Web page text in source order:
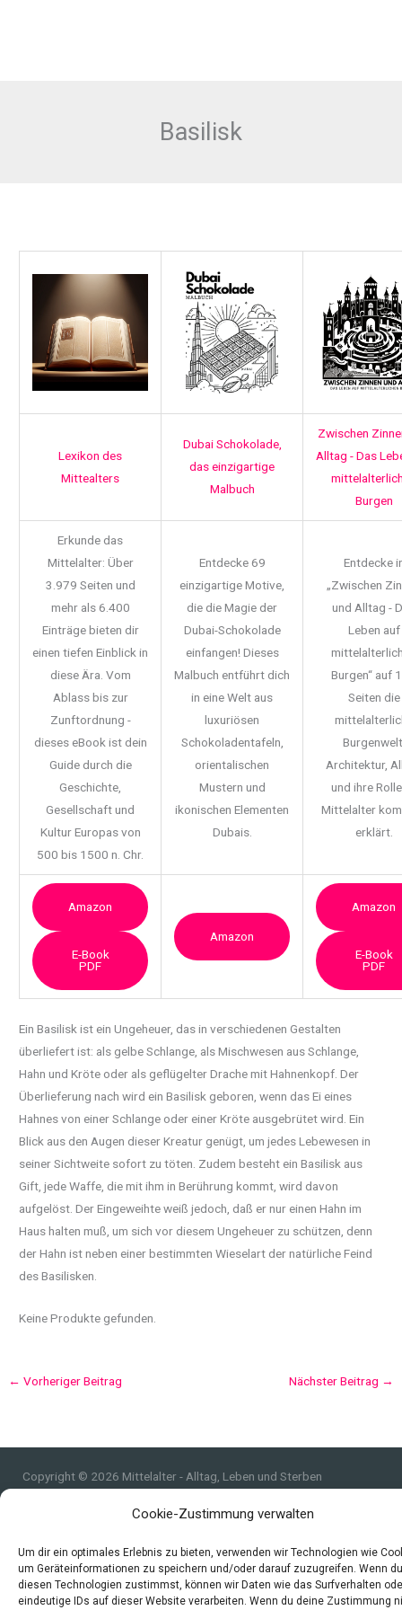
Cookie-Zustimmung verwalten
Um dir ein optimales Erlebnis zu bieten, verwenden wir Technologien wie
um Geräteinformationen zu speichern und/oder darauf zuzugreifen. Wenn du
diesen Technologien zustimmst, können wir Daten wie das Surfverhalten
eindeutige IDs auf dieser Website verarbeiten. Wenn du deine Zustimmung
Basilisk
Lexikon des
Mittealters
Dubai Schokolade,
das einzigartige
Malbuch
Zwischen
Alltag - Das
Burgen
Erkunde das
Mittelalter: Über
3.979 Seiten und
mehr als 6.400
Einträge bieten dir
einen tiefen Einblick in
diese Ära. Vom
Ablass bis zur
Zunftordnung -
dieses eBook ist dein
Guide durch die
Geschichte,
Gesellschaft und
Kultur Europas von
500 bis 1500 n. Chr.
Entdecke 69
einzigartige Motive,
die die Magie der
Dubai-Schokolade
einfangen! Dieses
Malbuch entführt dich
in eine Welt aus
luxuriösen
Schokoladentafeln,
orientalischen
Mustern und
ikonischen Elementen
Dubais.
Entdecke
„Zwischen
und Alltag -
Leben auf
Burgen“ auf
Seiten die
Architektur,
und ihre
Mittelalter
erklärt.
Amazon
E-Book
PDF
Amazon
Amazon
E-Book
PDF
Ein Basilisk ist ein Ungeheuer, das in verschiedenen Gestalten
überliefert ist: als gelbe Schlange, als Mischwesen aus Schlange,
Hahn und Kröte oder als geflügelter Drache mit Hahnenkopf. Der
Überlieferung nach wird ein Basilisk geboren, wenn das Ei eines
Hahnes von einer Schlange oder einer Kröte ausgebrütet wird. Ein
Blick aus den Augen dieser Kreatur genügt, um jedes Lebewesen in
seiner Sichtweite sofort zu töten. Zudem besteht ein Basilisk aus
Gift, jede Waffe, die mit ihm in Berührung kommt, wird davon
aufgelöst. Der Eingeweihte weiß jedoch, daß er nur einen Hahn im
Haus halten muß, um sich vor diesem Ungeheuer zu schützen, denn
der Hahn ist neben einer bestimmten Wieselart der natürliche Feind
des Basilisken.
Keine Produkte gefunden.
← Vorheriger Beitrag Nächster Beitrag →
Copyright © 2026 Mittelalter - Alltag, Leben und Sterben
Impressum
Quellen
Index